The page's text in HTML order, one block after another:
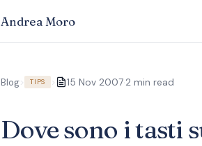
Andrea Moro
Blog> TIPS > 15 Nov 2007·2 min read
Dove sono i tasti